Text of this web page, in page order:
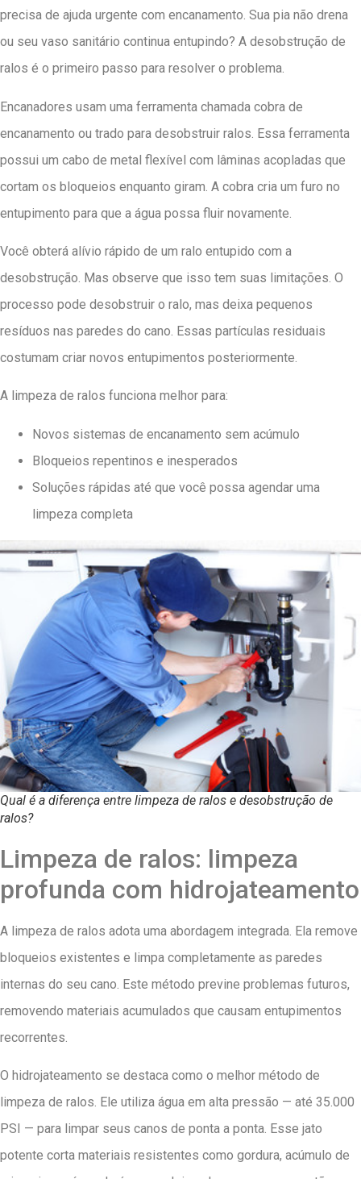
precisa de ajuda urgente com encanamento. Sua pia não drena
ou seu vaso sanitário continua entupindo? A desobstrução de
ralos é o primeiro passo para resolver o problema.
Encanadores usam uma ferramenta chamada cobra de
encanamento ou trado para desobstruir ralos. Essa ferramenta
possui um cabo de metal flexível com lâminas acopladas que
cortam os bloqueios enquanto giram. A cobra cria um furo no
entupimento para que a água possa fluir novamente.
Você obterá alívio rápido de um ralo entupido com a
desobstrução. Mas observe que isso tem suas limitações. O
processo pode desobstruir o ralo, mas deixa pequenos
resíduos nas paredes do cano. Essas partículas residuais
costumam criar novos entupimentos posteriormente.
A limpeza de ralos funciona melhor para:
Novos sistemas de encanamento sem acúmulo
Bloqueios repentinos e inesperados
Soluções rápidas até que você possa agendar uma
limpeza completa
Qual é a diferença entre limpeza de ralos e desobstrução de
ralos?
Limpeza de ralos: limpeza
profunda com hidrojateamento
A limpeza de ralos adota uma abordagem integrada. Ela remove
bloqueios existentes e limpa completamente as paredes
internas do seu cano. Este método previne problemas futuros,
removendo materiais acumulados que causam entupimentos
recorrentes.
O hidrojateamento se destaca como o melhor método de
limpeza de ralos. Ele utiliza água em alta pressão — até 35.000
PSI — para limpar seus canos de ponta a ponta. Esse jato
potente corta materiais resistentes como gordura, acúmulo de